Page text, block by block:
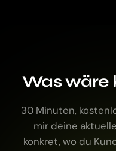
Was wäre
30 Minuten,
mir deine
konkret, wo du